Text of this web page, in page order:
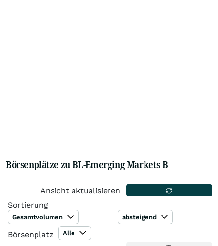
Börsenplätze zu BL-Emerging Markets B
Ansicht aktualisieren
Sortierung
Gesamtvolumen absteigend
Börsenplatz Alle